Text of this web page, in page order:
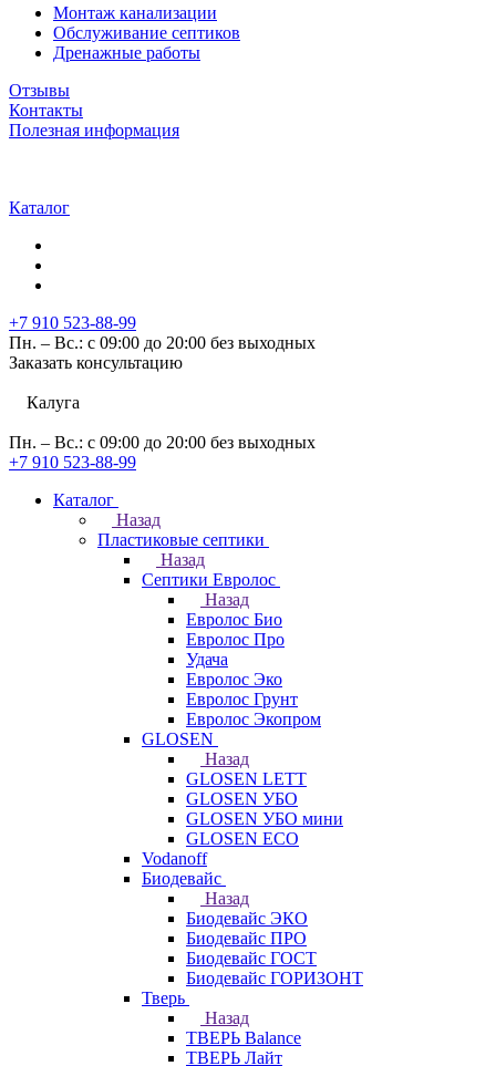
Монтаж канализации
Обслуживание септиков
Дренажные работы
Отзывы
Контакты
Полезная информация
Каталог
+7 910 523-88-99
Пн. – Вс.: с 09:00 до 20:00 без выходных
Заказать консультацию
Калуга
Пн. – Вс.: с 09:00 до 20:00 без выходных
+7 910 523-88-99
Каталог
Назад
Пластиковые септики
Назад
Септики Евролос
Назад
Евролос Био
Евролос Про
Удача
Евролос Эко
Евролос Грунт
Евролос Экопром
GLOSEN
Назад
GLOSEN LETT
GLOSEN УБО
GLOSEN УБО мини
GLOSEN ECO
Vodanoff
Биодевайс
Назад
Биодевайс ЭКО
Биодевайс ПРО
Биодевайс ГОСТ
Биодевайс ГОРИЗОНТ
Тверь
Назад
ТВЕРЬ Balance
ТВЕРЬ Лайт